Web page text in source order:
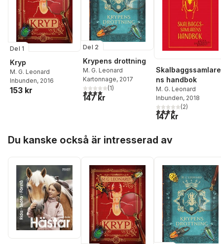
Del 1
Kryp
M. G. Leonard
Inbunden, 2016
153 kr
Del 2
Krypens drottning
M. G. Leonard
Kartonnage, 2017
4,0utav 5 stjärnor. Totalt antal röster:
(1)
147 kr
Skalbaggssamlare
ns handbok
M. G. Leonard
Inbunden, 2018
4,0utav 5 stjärnor.
(2)
147 kr
Du kanske också är intresserad av